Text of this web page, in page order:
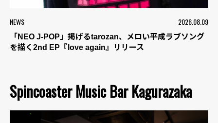
NEWS 2026.08.09
「NEO J-POP」掲げるtarozan、メロい平成ラブソング
を描く2nd EP『love again』リリース
Spincoaster Music Bar Kagurazaka